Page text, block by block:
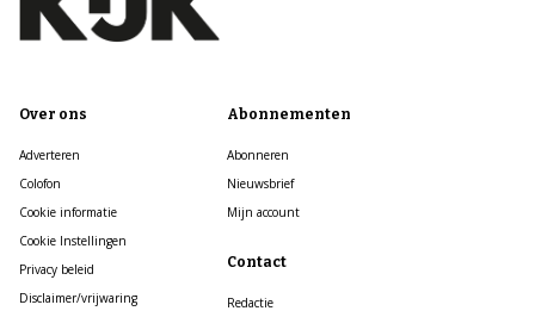
Over ons
Adverteren
Colofon
Cookie informatie
Cookie Instellingen
Privacy beleid
Disclaimer/vrijwaring
Abonnementen
Abonneren
Nieuwsbrief
Mijn account
Contact
Redactie